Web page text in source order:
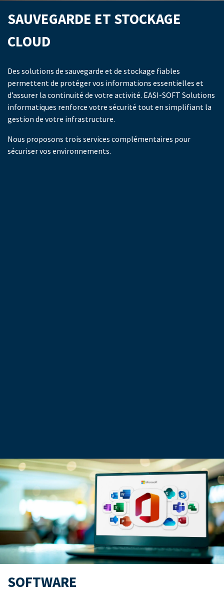
SAUVEGARDE ET STOCKAGE
CLOUD
Des solutions de sauvegarde et de stockage fiables
permettent de protéger vos informations essentielles et
d’assurer la continuité de votre activité. EASI-SOFT Solutions
informatiques renforce votre sécurité tout en simplifiant la
gestion de votre infrastructure.
Nous proposons trois services complémentaires pour
sécuriser vos environnements.
SOFTWARE